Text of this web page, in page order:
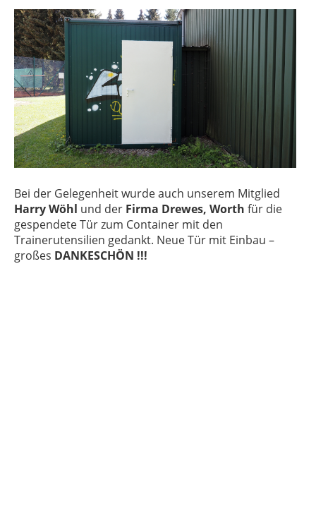
Bei der Gelegenheit wurde auch unserem Mitglied
Harry Wöhl und der Firma Drewes, Worth für die
gespendete Tür zum Container mit den
Trainerutensilien gedankt. Neue Tür mit Einbau –
großes DANKESCHÖN !!!